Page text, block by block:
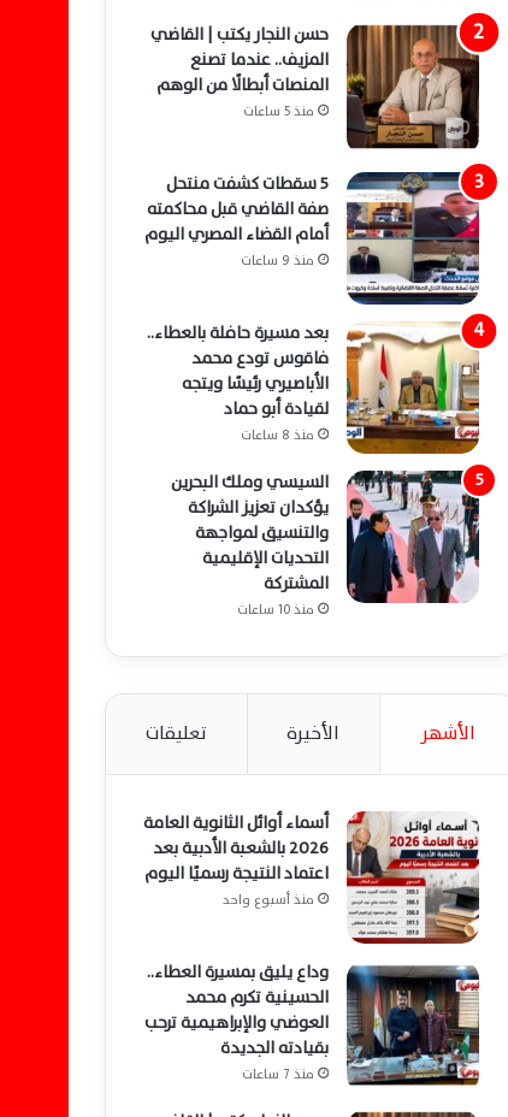
حسن النجار يكتب | القاضي
المزيف.. عندما تصنع
المنصات أبطالًا من الوهم
منذ 5 ساعات
5 سقطات كشفت منتحل
صفة القاضي قبل محاكمته
أمام القضاء المصري اليوم
منذ 9 ساعات
بعد مسيرة حافلة بالعطاء..
فاقوس تودع محمد
الأباصيري رئيسًا ويتجه
لقيادة أبو حماد
منذ 8 ساعات
السيسي وملك البحرين
يؤكدان تعزيز الشراكة
والتنسيق لمواجهة
التحديات الإقليمية
المشتركة
منذ 10 ساعات
الأشهر الأخيرة تعليقات
أسماء أوائل الثانوية العامة
2026 بالشعبة الأدبية بعد
اعتماد النتيجة رسميًا اليوم
منذ أسبوع واحد
وداع يليق بمسيرة العطاء..
الحسينية تكرم محمد
العوضي والإبراهيمية ترحب
بقيادته الجديدة
منذ 7 ساعات